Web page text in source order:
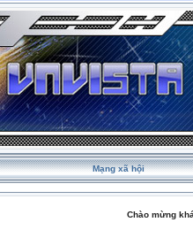
Mạng xã hội
Chào mừng